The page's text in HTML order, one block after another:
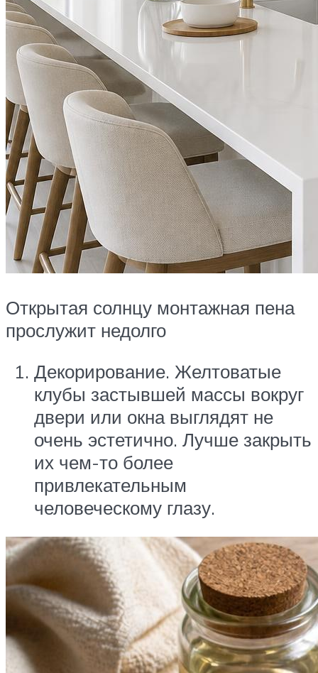
Открытая солнцу монтажная пена
прослужит недолго
Декорирование. Желтоватые
клубы застывшей массы вокруг
двери или окна выглядят не
очень эстетично. Лучше закрыть
их чем-то более
привлекательным
человеческому глазу.